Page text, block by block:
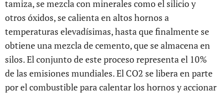
tamiza, se mezcla con minerales como el silicio y
otros óxidos, se calienta en altos hornos a
temperaturas elevadísimas, hasta que finalmente se
obtiene una mezcla de cemento, que se almacena en
silos. El conjunto de este proceso representa el 10%
de las emisiones mundiales. El CO2 se libera en parte
por el combustible para calentar los hornos y accionar